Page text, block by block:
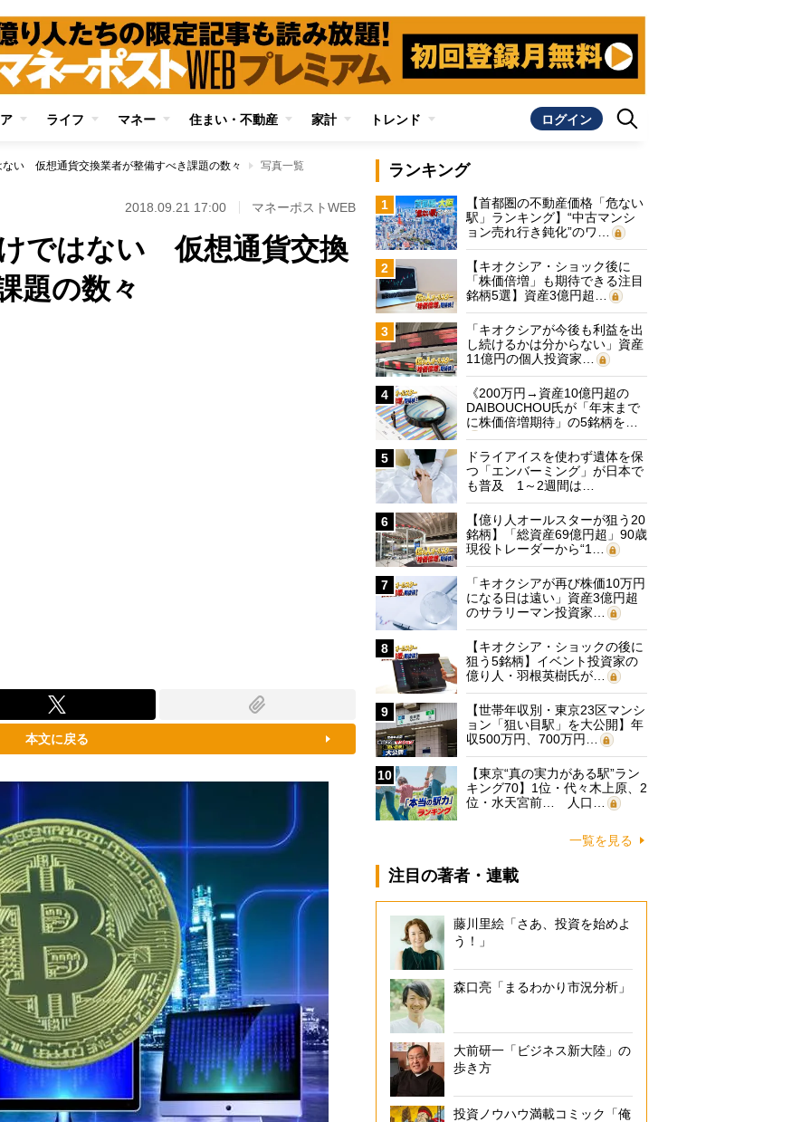
ライフ マネー 住まい・不動産 家計 トレンド ログイン
ない 仮想通貨交換業者が整備すべき課題の数々 写真一覧
2018.09.21 17:00 マネーポストWEB
ではない 仮想通貨交換
題の数々
本文に戻る
ランキング
1
【首都圏の不動産価格「危ない
駅」ランキング】“中古マンシ
ョン売れ行き鈍化”のワ…
2
【キオクシア・ショック後に
「株価倍増」も期待できる注目
銘柄5選】資産3億円超…
3
「キオクシアが今後も利益を出
し続けるかは分からない」資産
11億円の個人投資家…
4
《200万円→資産10億円超の
DAIBOUCHOU氏が「年末まで
に株価倍増期待」の5銘柄を…
5
ドライアイスを使わず遺体を保
つ「エンバーミング」が日本で
も普及 1～2週間は…
6
【億り人オールスターが狙う20
銘柄】「総資産69億円超」90歳
現役トレーダーから“1…
7
「キオクシアが再び株価10万円
になる日は遠い」資産3億円超
のサラリーマン投資家…
8
【キオクシア・ショックの後に
狙う5銘柄】イベント投資家の
億り人・羽根英樹氏が…
9
【世帯年収別・東京23区マンシ
ョン「狙い目駅」を大公開】年
収500万円、700万円…
10
【東京“真の実力がある駅”ラン
キング70】1位・代々木上原、2
位・水天宮前… 人口…
一覧を見る
注目の著者・連載
藤川里絵「さあ、投資を始めよ
う！」
森口亮「まるわかり市況分析」
大前研一「ビジネス新大陸」の
歩き方
投資ノウハウ満載コミック「俺